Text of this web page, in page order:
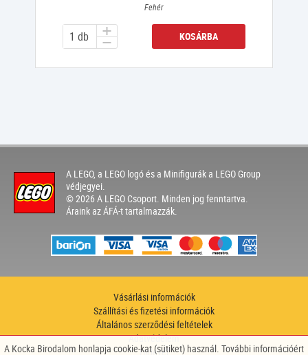
Fehér
KOSÁRBA
A LEGO, a LEGO logó és a Minifigurák a LEGO Group
védjegyei.
© 2026 A LEGO Csoport. Minden jog fenntartva.
Áraink az ÁFÁ-t tartalmazzák.
Vásárlási információk
Szállítási és fizetési információk
Általános szerződési feltételek
Adatvédelem
Hírlevél
A Kocka Birodalom honlapja cookie-kat (sütiket) használ. További információért